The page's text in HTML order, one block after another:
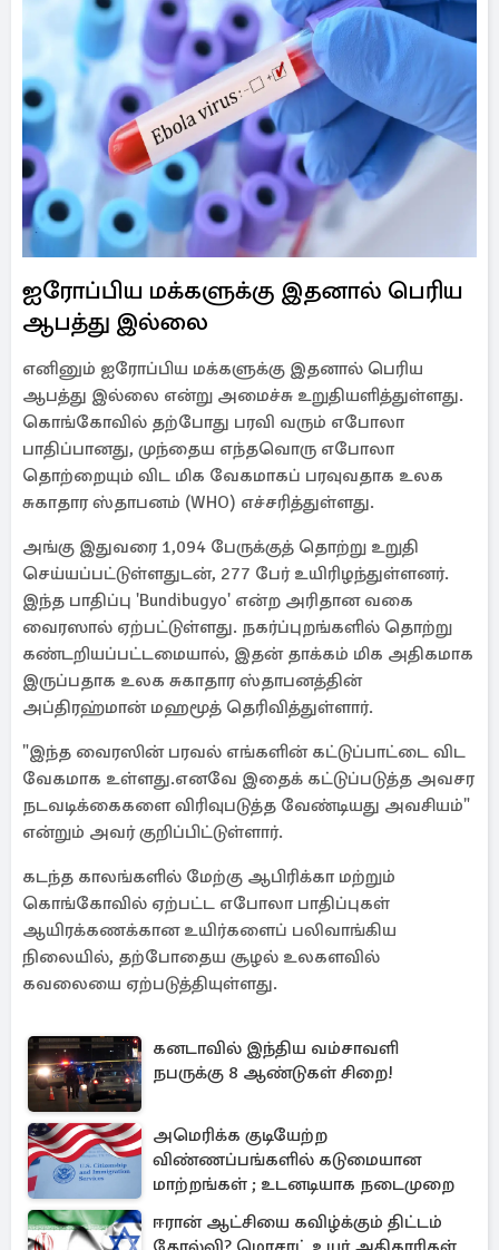
ஐரோப்பிய மக்களுக்கு இதனால் பெரிய
ஆபத்து இல்லை
எனினும் ஐரோப்பிய மக்களுக்கு இதனால் பெரிய
ஆபத்து இல்லை என்று அமைச்சு உறுதியளித்துள்ளது.
கொங்கோவில் தற்போது பரவி வரும் எபோலா
பாதிப்பானது, முந்தைய எந்தவொரு எபோலா
தொற்றையும் விட மிக வேகமாகப் பரவுவதாக உலக
சுகாதார ஸ்தாபனம் (WHO) எச்சரித்துள்ளது.
அங்கு இதுவரை 1,094 பேருக்குத் தொற்று உறுதி
செய்யப்பட்டுள்ளதுடன், 277 பேர் உயிரிழந்துள்ளனர்.
இந்த பாதிப்பு 'Bundibugyo' என்ற அரிதான வகை
வைரஸால் ஏற்பட்டுள்ளது. நகர்ப்புறங்களில் தொற்று
கண்டறியப்பட்டமையால், இதன் தாக்கம் மிக அதிகமாக
இருப்பதாக உலக சுகாதார ஸ்தாபனத்தின்
அப்திரஹ்மான் மஹமூத் தெரிவித்துள்ளார்.
"இந்த வைரஸின் பரவல் எங்களின் கட்டுப்பாட்டை விட
வேகமாக உள்ளது.எனவே இதைக் கட்டுப்படுத்த அவசர
நடவடிக்கைகளை விரிவுபடுத்த வேண்டியது அவசியம்"
என்றும் அவர் குறிப்பிட்டுள்ளார்.
கடந்த காலங்களில் மேற்கு ஆபிரிக்கா மற்றும்
கொங்கோவில் ஏற்பட்ட எபோலா பாதிப்புகள்
ஆயிரக்கணக்கான உயிர்களைப் பலிவாங்கிய
நிலையில், தற்போதைய சூழல் உலகளவில்
கவலையை ஏற்படுத்தியுள்ளது.
கனடாவில் இந்திய வம்சாவளி
நபருக்கு 8 ஆண்டுகள் சிறை!
அமெரிக்க குடியேற்ற
விண்ணப்பங்களில் கடுமையான
மாற்றங்கள் ; உடனடியாக நடைமுறை
ஈரான் ஆட்சியை கவிழ்க்கும் திட்டம்